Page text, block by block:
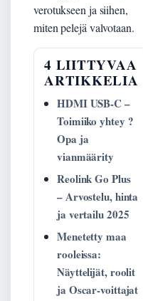
verotukseen ja siihen,
miten pelejä valvotaan.
4 LIITTYVAA
ARTIKKELIA
HDMI USB-C –
Toimiiko yhtey ?
Opa ja
vianmäärity
Reolink Go Plus
– Arvostelu, hinta
ja vertailu 2025
Menetetty maa
rooleissa:
Näyttelijät, roolit
ja Oscar-voittajat